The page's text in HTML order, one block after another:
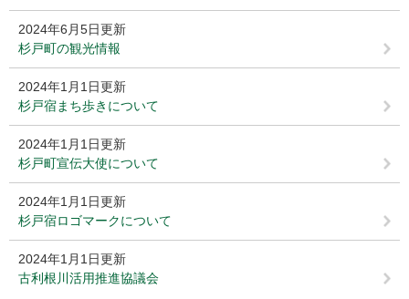
2024年6月5日更新
杉戸町の観光情報
2024年1月1日更新
杉戸宿まち歩きについて
2024年1月1日更新
杉戸町宣伝大使について
2024年1月1日更新
杉戸宿ロゴマークについて
2024年1月1日更新
古利根川活用推進協議会